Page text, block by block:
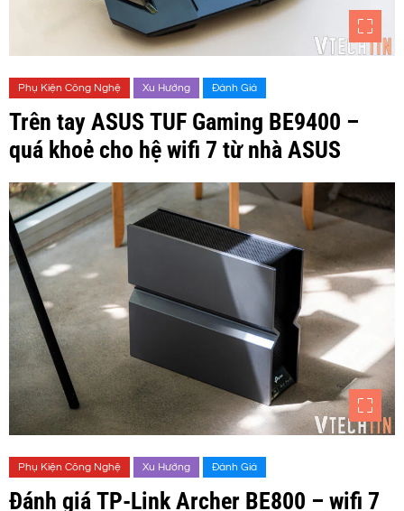
Phụ Kiện Công Nghệ Xu Hướng Đánh Giá
Trên tay ASUS TUF Gaming BE9400 –
quá khoẻ cho hệ wifi 7 từ nhà ASUS
Phụ Kiện Công Nghệ Xu Hướng Đánh Giá
Đánh giá TP-Link Archer BE800 – wifi 7